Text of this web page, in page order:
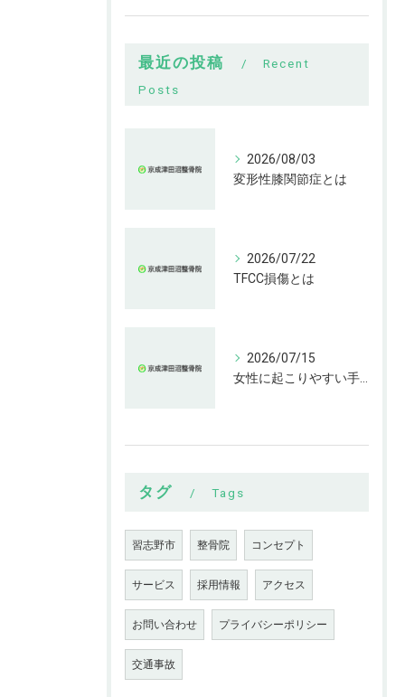
最近の投稿
Recent
Posts
2026/08/03
変形性膝関節症とは
2026/07/22
TFCC損傷とは
2026/07/15
タグ Tags
習志野市 整骨院 コンセプト
サービス 採用情報 アクセス
お問い合わせ プライバシーポリシー
交通事故